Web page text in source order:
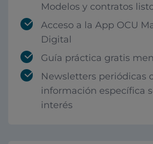
Modelos y contratos
Acceso a la App OCU
Digital
Guía práctica gratis
Newsletters periódicas
información específica
interés